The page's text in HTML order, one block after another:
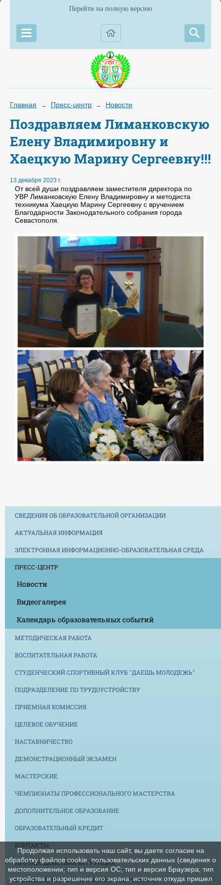
Перейти на полную версию
Главная → Пресс-центр → Новости
Поздравляем Лиманковскую
Елену Владимировну и
Хаецкую Марину Сергеевну!!!
13 декабря 2023 г.
От всей души поздравляем заместителя директора по
УВР Лиманковскую Елену Владимировну и методиста
техникума Хаецкую Марину Сергеевну с вручением
Благодарности Законодательного собрания города
Севастополя.
СВЕДЕНИЯ ОБ ОБРАЗОВАТЕЛЬНОЙ ОРГАНИЗАЦИИ
АКТУАЛЬНАЯ ИНФОРМАЦИЯ
ЭЛЕКТРОННАЯ ИНФОРМАЦИОННО-ОБРАЗОВАТЕЛЬНАЯ СРЕДА
ПРЕСС-ЦЕНТР
Новости
Видеогалерея
Календарь образовательных событий
МЕТОДИЧЕСКАЯ РАБОТА
ВОСПИТАТЕЛЬНАЯ РАБОТА
СТУДЕНЧЕСКИЙ СПОРТИВНЫЙ КЛУБ "ДАЕШЬ МОЛОДЕЖЬ"
ПОДРАЗДЕЛЕНИЕ ПО ТРУДОУСТРОЙСТВУ
ПРИЕМНАЯ КОМИССИЯ
ЦЕЛЕВОЕ ОБУЧЕНИЕ
НАСТАВНИЧЕСТВО
ДЕМОНСТРАЦИОННЫЙ ЭКЗАМЕН
МАСТЕРСКИЕ
ЧЕМПИОНАТЫ ПРОФЕССИОНАЛЬНОГО МАСТЕРСТВА
ДОПОЛНИТЕЛЬНОЕ ОБРАЗОВАНИЕ
ОБРАЗОВАТЕЛЬНЫЙ КРЕДИТ
КОНТАКТЫ
ПРОТИВОДЕЙСТВИЕ КОРРУПЦИИ
СНИЖЕНИЕ БЮРОКРАТИЧЕСКОЙ НАГРУЗКИ НА
Продолжая использовать наш сайт, вы даете согласие на
обработку файлов cookie, пользовательских данных (сведения о
местоположении; тип и версия ОС; тип и версия Браузера; тип
устройства и разрешение его экрана; источник откуда пришел